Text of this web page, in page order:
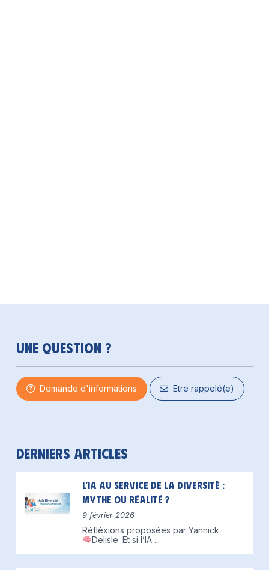
Une question ?
Demande d'informations Etre rappelé(e)
Derniers articles
L’IA au service de la diversité :
mythe ou réalité ?
9 février 2026
Réfléxions proposées par Yannick
Delisle. Et si l’IA ...